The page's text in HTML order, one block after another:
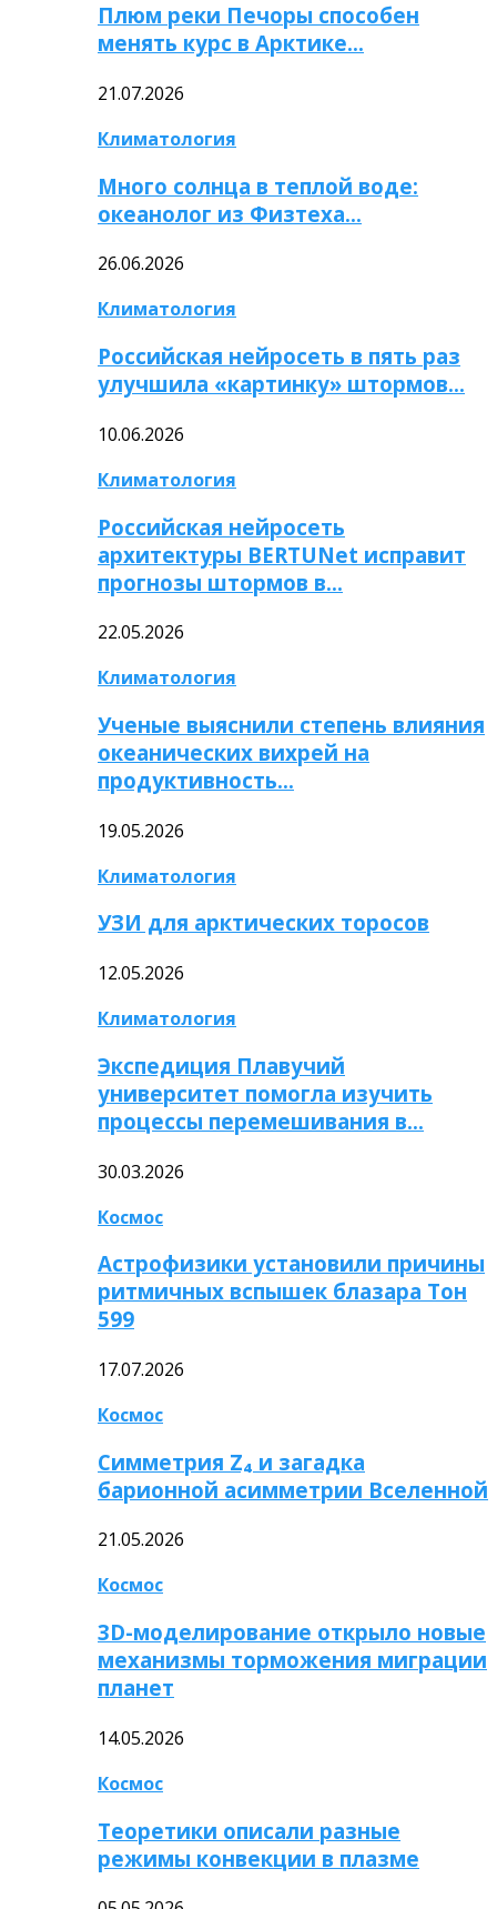
Плюм реки Печоры способен
менять курс в Арктике…
21.07.2026
Климатология
Много солнца в теплой воде:
океанолог из Физтеха…
26.06.2026
Климатология
Российская нейросеть в пять раз
улучшила «картинку» штормов…
10.06.2026
Климатология
Российская нейросеть
архитектуры BERTUNet исправит
прогнозы штормов в…
22.05.2026
Климатология
Ученые выяснили степень влияния
океанических вихрей на
продуктивность…
19.05.2026
Климатология
УЗИ для арктических торосов
12.05.2026
Климатология
Экспедиция Плавучий
университет помогла изучить
процессы перемешивания в…
30.03.2026
Космос
Астрофизики установили причины
ритмичных вспышек блазара Тон
599
17.07.2026
Космос
Симметрия Z₄ и загадка
барионной асимметрии Вселенной
21.05.2026
Космос
3D-моделирование открыло новые
механизмы торможения миграции
планет
14.05.2026
Космос
Теоретики описали разные
режимы конвекции в плазме